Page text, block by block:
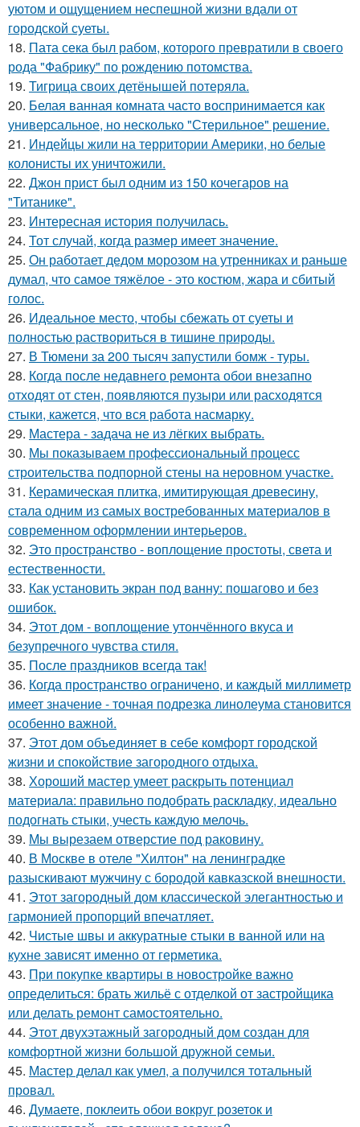
уютом и ощущением неспешной жизни вдали от
городской суеты.
18. Пата сека был рабом, которого превратили в своего
рода "Фабрику" по рождению потомства.
19. Тигрица своих детёнышей потеряла.
20. Белая ванная комната часто воспринимается как
универсальное, но несколько "Стерильное" решение.
21. Индейцы жили на территории Америки, но белые
колонисты их уничтожили.
22. Джон прист был одним из 150 кочегаров на
"Титанике".
23. Интересная история получилась.
24. Тот случай, когда размер имеет значение.
25. Он работает дедом морозом на утренниках и раньше
думал, что самое тяжёлое - это костюм, жара и сбитый
голос.
26. Идеальное место, чтобы сбежать от суеты и
полностью раствориться в тишине природы.
27. В Тюмени за 200 тысяч запустили бомж - туры.
28. Когда после недавнего ремонта обои внезапно
отходят от стен, появляются пузыри или расходятся
стыки, кажется, что вся работа насмарку.
29. Мастера - задача не из лёгких выбрать.
30. Мы показываем профессиональный процесс
строительства подпорной стены на неровном участке.
31. Керамическая плитка, имитирующая древесину,
стала одним из самых востребованных материалов в
современном оформлении интерьеров.
32. Это пространство - воплощение простоты, света и
естественности.
33. Как установить экран под ванну: пошагово и без
ошибок.
34. Этот дом - воплощение утончённого вкуса и
безупречного чувства стиля.
35. После праздников всегда так!
36. Когда пространство ограничено, и каждый миллиметр
имеет значение - точная подрезка линолеума становится
особенно важной.
37. Этот дом объединяет в себе комфорт городской
жизни и спокойствие загородного отдыха.
38. Хороший мастер умеет раскрыть потенциал
материала: правильно подобрать раскладку, идеально
подогнать стыки, учесть каждую мелочь.
39. Мы вырезаем отверстие под раковину.
40. В Москве в отеле "Хилтон" на ленинградке
разыскивают мужчину с бородой кавказской внешности.
41. Этот загородный дом классической элегантностью и
гармонией пропорций впечатляет.
42. Чистые швы и аккуратные стыки в ванной или на
кухне зависят именно от герметика.
43. При покупке квартиры в новостройке важно
определиться: брать жильё с отделкой от застройщика
или делать ремонт самостоятельно.
44. Этот двухэтажный загородный дом создан для
комфортной жизни большой дружной семьи.
45. Мастер делал как умел, а получился тотальный
провал.
46. Думаете, поклеить обои вокруг розеток и